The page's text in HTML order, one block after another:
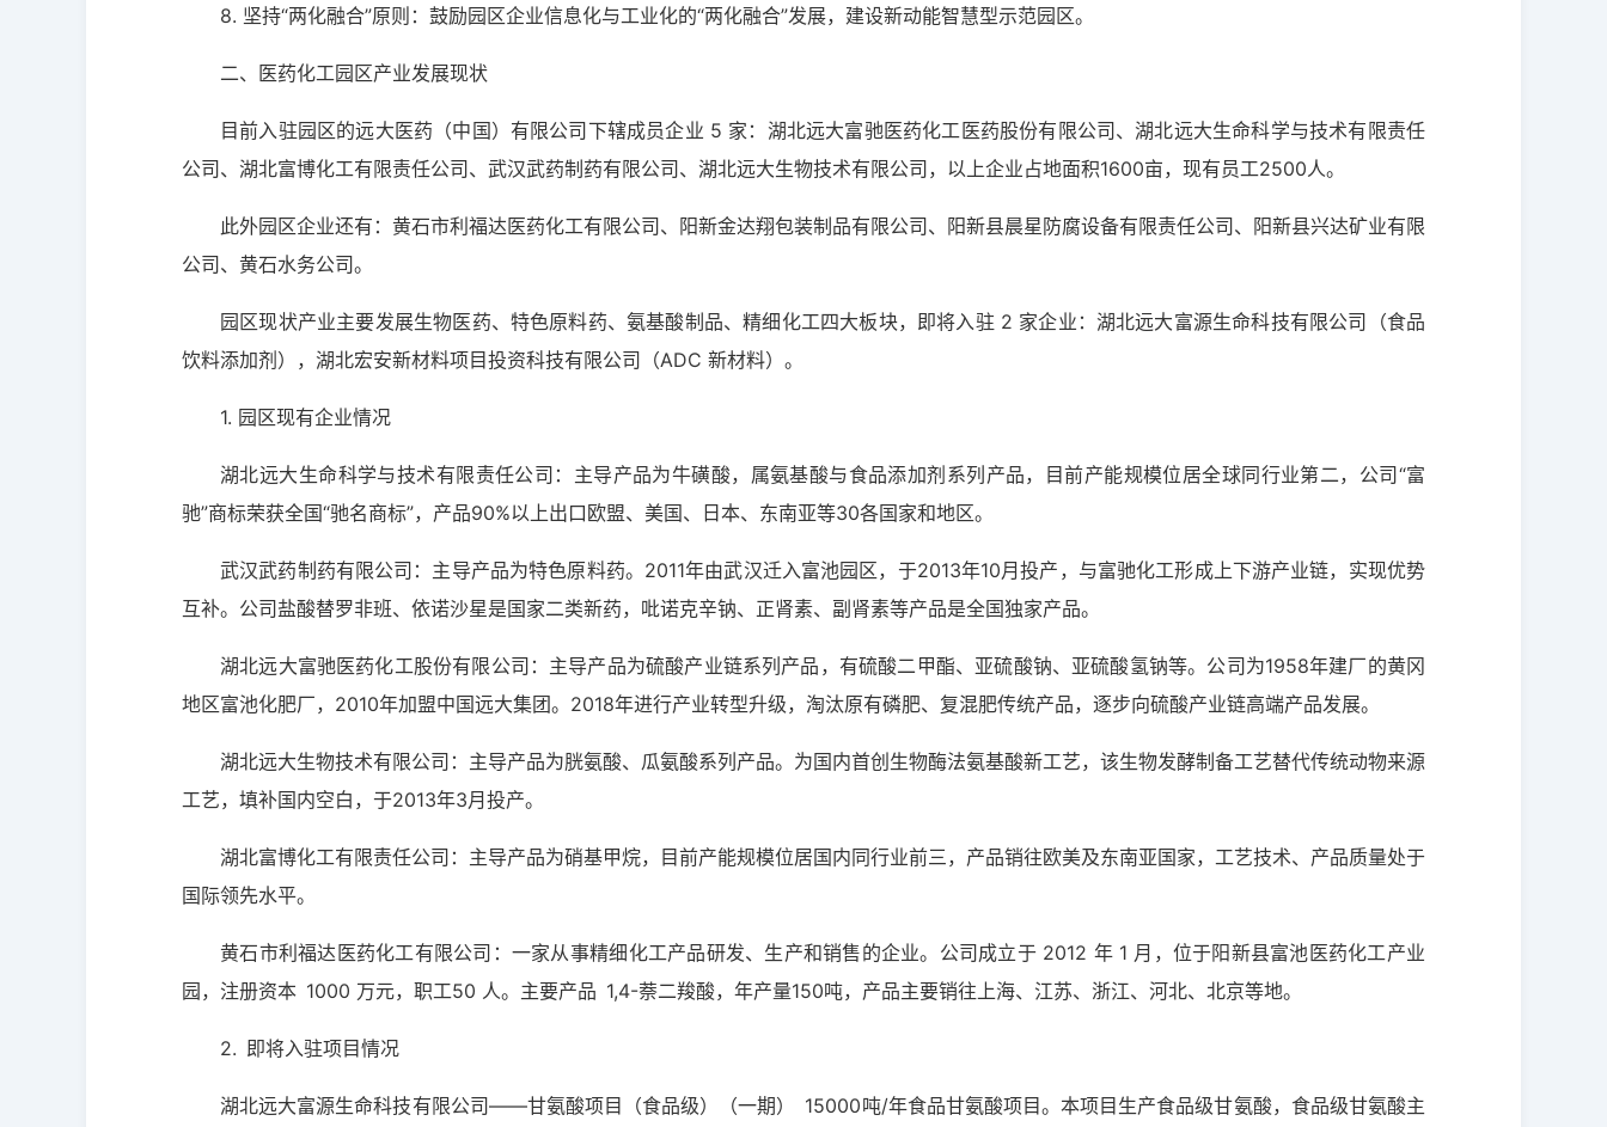
8. 坚持“两化融合”原则：鼓励园区企业信息化与工业化的“两化融合”发展，建设新动能智慧型示范园区。
二、医药化工园区产业发展现状
目前入驻园区的远大医药（中国）有限公司下辖成员企业 5 家：湖北远大富驰医药化工医药股份有限公司、湖北远大生命科学与技术有限责任
公司、湖北富博化工有限责任公司、武汉武药制药有限公司、湖北远大生物技术有限公司，以上企业占地面积1600亩，现有员工2500人。
此外园区企业还有：黄石市利福达医药化工有限公司、阳新金达翔包装制品有限公司、阳新县晨星防腐设备有限责任公司、阳新县兴达矿业有限
公司、黄石水务公司。
园区现状产业主要发展生物医药、特色原料药、氨基酸制品、精细化工四大板块，即将入驻 2 家企业：湖北远大富源生命科技有限公司（食品
饮料添加剂），湖北宏安新材料项目投资科技有限公司（ADC 新材料）。
1. 园区现有企业情况
湖北远大生命科学与技术有限责任公司：主导产品为牛磺酸，属氨基酸与食品添加剂系列产品，目前产能规模位居全球同行业第二，公司“富
驰”商标荣获全国“驰名商标”，产品90%以上出口欧盟、美国、日本、东南亚等30各国家和地区。
武汉武药制药有限公司：主导产品为特色原料药。2011年由武汉迁入富池园区，于2013年10月投产，与富驰化工形成上下游产业链，实现优势
互补。公司盐酸替罗非班、依诺沙星是国家二类新药，吡诺克辛钠、正肾素、副肾素等产品是全国独家产品。
湖北远大富驰医药化工股份有限公司：主导产品为硫酸产业链系列产品，有硫酸二甲酯、亚硫酸钠、亚硫酸氢钠等。公司为1958年建厂的黄冈
地区富池化肥厂，2010年加盟中国远大集团。2018年进行产业转型升级，淘汰原有磷肥、复混肥传统产品，逐步向硫酸产业链高端产品发展。
湖北远大生物技术有限公司：主导产品为胱氨酸、瓜氨酸系列产品。为国内首创生物酶法氨基酸新工艺，该生物发酵制备工艺替代传统动物来源
工艺，填补国内空白，于2013年3月投产。
湖北富博化工有限责任公司：主导产品为硝基甲烷，目前产能规模位居国内同行业前三，产品销往欧美及东南亚国家，工艺技术、产品质量处于
国际领先水平。
黄石市利福达医药化工有限公司：一家从事精细化工产品研发、生产和销售的企业。公司成立于 2012 年 1 月，位于阳新县富池医药化工产业
园，注册资本 1000 万元，职工50 人。主要产品 1,4-萘二羧酸，年产量150吨，产品主要销往上海、江苏、浙江、河北、北京等地。
2. 即将入驻项目情况
湖北远大富源生命科技有限公司——甘氨酸项目（食品级）（一期） 15000吨/年食品甘氨酸项目。本项目生产食品级甘氨酸，食品级甘氨酸主